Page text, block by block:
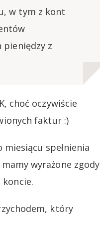
w tym z kont
z
choć oczywiście
faktur :)
spełnienia
wyrażone zgody
który